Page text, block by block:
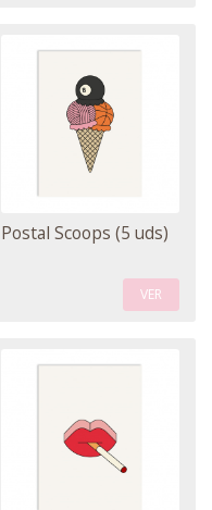
Postal Scoops (5 uds)
VER